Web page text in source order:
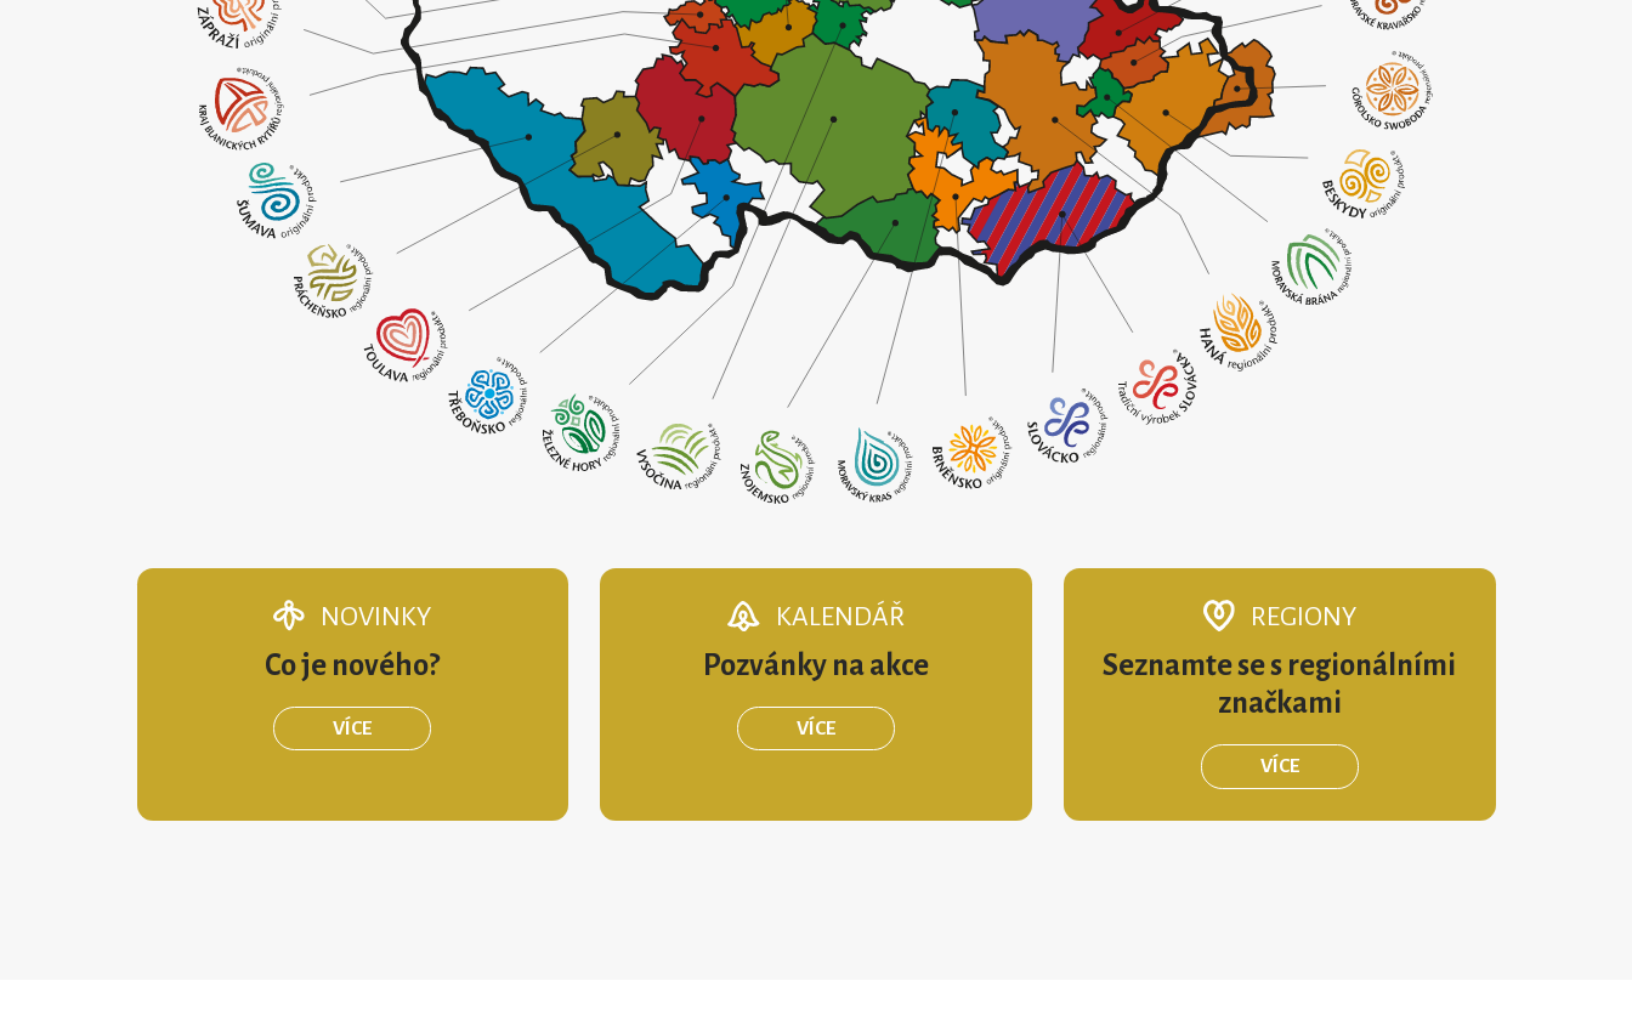
NOVINKY
Co je nového?
VÍCE
KALENDÁŘ
Pozvánky na akce
VÍCE
REGIONY
Seznamte se s regionálními
značkami
VÍCE